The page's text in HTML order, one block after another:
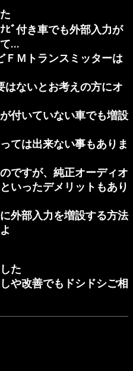
ﾞ付き車でも外部入力が
…
Ｍトランスミッターは
はないとお考えの方にオ
付いていない車でも増設
ては出来ない事もありま
ですが、純正オーディオ
いったデメリットもあり
外部入力を増設する方法
た
や改善でもドシドシご相